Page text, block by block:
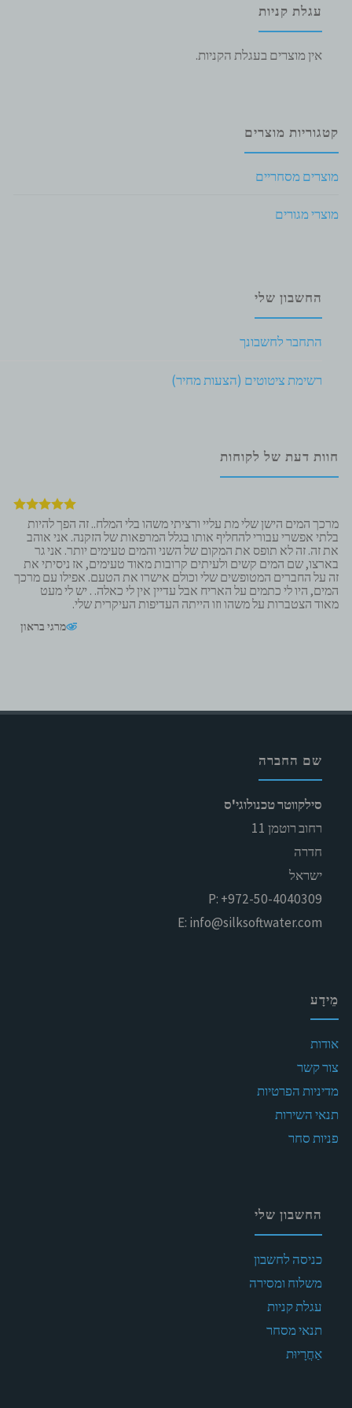
עגלת קניות
אין מוצרים בעגלת הקניות.
קטגוריות מוצרים
מוצרים מסחריים
מוצרי מגורים
החשבון שלי
התחבר לחשבונך
רשימת ציטוטים (הצעות מחיר)
חוות דעת של לקוחות
מרכך המים הישן שלי מת עליי ורציתי משהו בלי המלח.. זה הפך להיות
בלתי אפשרי עבורי להחליף אותו בגלל המרפאות של הזקנה. אני אוהב
את זה. זה לא תופס את המקום של השני והמים טעימים יותר. אני גר
בארצו, שם המים קשים ולעיתים קרובות מאוד טעימים, אז ניסיתי את
זה על החברים המטופשים שלי וכולם אישרו את הטעם. אפילו עם מרכך
המים, היו לי כתמים על האריח אבל עדיין אין לי כאלה. . יש לי מעט
מאוד הצטברות על משהו וזו הייתה העדיפות העיקרית שלי.
מרגי בראון
שם החברה
סילקווטר טכנולוגי'ס
רחוב רוטמן 11
חדרה
ישראל
P: +972-50-4040309
E: info@silksoftwater.com
מֵידָע
אודות
צור קשר
מדיניות הפרטיות
תנאי השירות
פניות סחר
החשבון שלי
כניסה לחשבון
משלוח ומסירה
עגלת קניות
תנאי מסחר
אַחֲרָיוּת